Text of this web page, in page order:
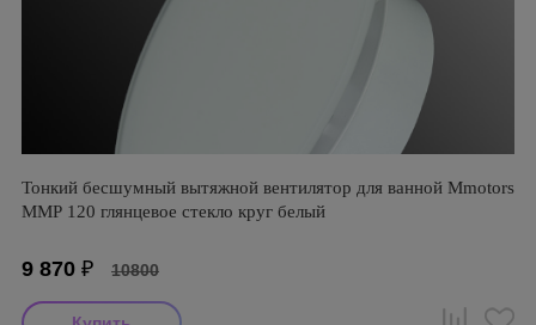
Тонкий бесшумный вытяжной вентилятор для ванной Mmotors
ММР 120 глянцевое стекло круг белый
9 870 ₽ 10800